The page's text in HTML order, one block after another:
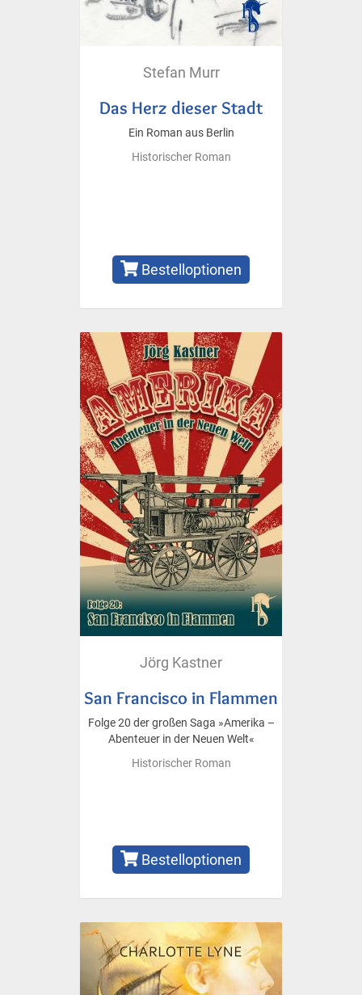
Stefan Murr
Das Herz dieser Stadt
Ein Roman aus Berlin
Historischer Roman
Bestelloptionen
Jörg Kastner
San Francisco in Flammen
Folge 20 der großen Saga »Amerika –
Abenteuer in der Neuen Welt«
Historischer Roman
Bestelloptionen